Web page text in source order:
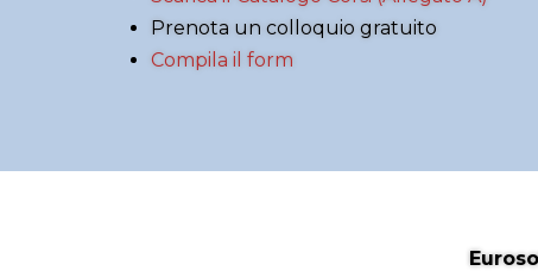
Prenota un colloquio gratuito
Compila il form